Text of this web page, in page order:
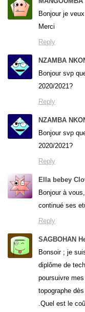
Bonjour je
Merci
Reply
NZAMBA
Bonjour svp
2020/2021?
Reply
NZAMBA
Bonjour svp
2020/2021?
Reply
Ella bebey
Bonjour à
continué ses
Reply
SAGBOHAN
Bonsoir ; je
diplôme de
poursuivre
topographe
.Quel est le